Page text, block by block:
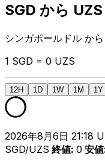
SGD から
シンガポールドル か
1 SGD = 0 UZS
12H 1D 1W 1M 1Y
2026年8月6日 21:18
SGD/UZS 終値: 0 安値